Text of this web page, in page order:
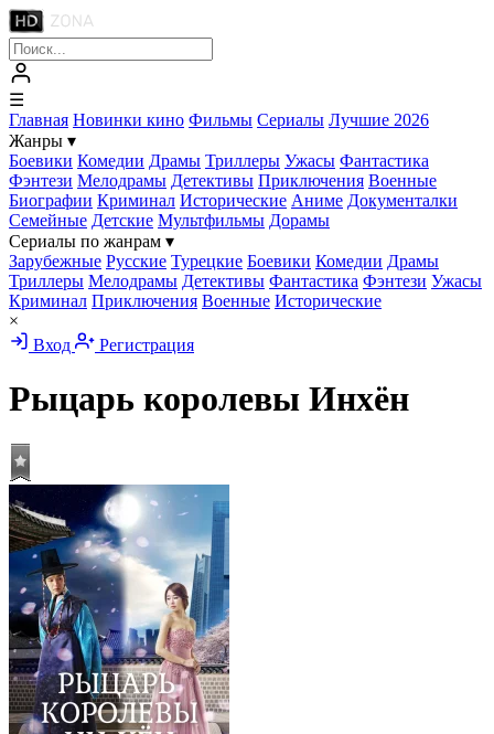
☰
Главная Новинки кино Фильмы Сериалы Лучшие 2026
Жанры ▾
Боевики Комедии Драмы Триллеры Ужасы Фантастика
Фэнтези Мелодрамы Детективы Приключения Военные
Биографии Криминал Исторические Аниме Документалки
Семейные Детские Мультфильмы Дорамы
Сериалы по жанрам ▾
Зарубежные Русские Турецкие Боевики Комедии Драмы
Триллеры Мелодрамы Детективы Фантастика Фэнтези Ужасы
Криминал Приключения Военные Исторические
×
Вход
Регистрация
Рыцарь королевы Инхён